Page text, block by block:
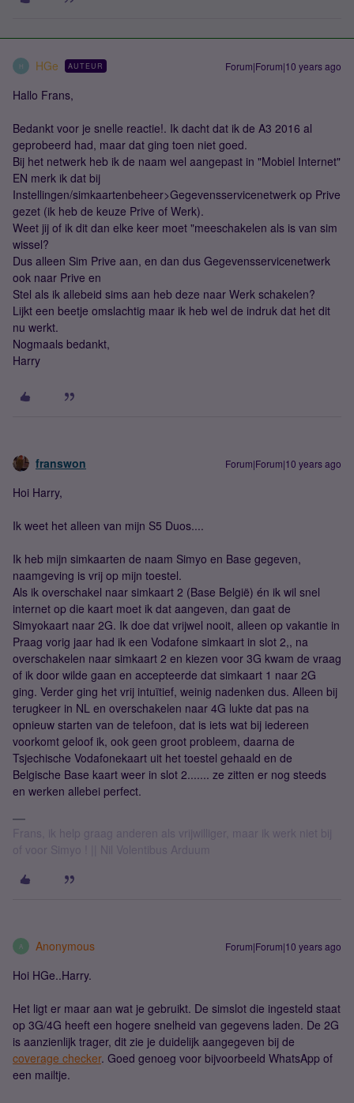
H HGe AUTEUR Forum|Forum|10 years ago
Hallo Frans,
Bedankt voor je snelle reactie!. Ik dacht dat ik de A3 2016 al
geprobeerd had, maar dat ging toen niet goed.
Bij het netwerk heb ik de naam wel aangepast in "Mobiel Internet"
EN merk ik dat bij
Instellingen/simkaartenbeheer>Gegevensservicenetwerk op Prive
gezet (ik heb de keuze Prive of Werk).
Weet jij of ik dit dan elke keer moet "meeschakelen als is van sim
wissel?
Dus alleen Sim Prive aan, en dan dus Gegevensservicenetwerk
ook naar Prive en
Stel als ik allebeid sims aan heb deze naar Werk schakelen?
Lijkt een beetje omslachtig maar ik heb wel de indruk dat het dit
nu werkt.
Nogmaals bedankt,
Harry
franswon Forum|Forum|10 years ago
Hoi Harry,
Ik weet het alleen van mijn S5 Duos....
Ik heb mijn simkaarten de naam Simyo en Base gegeven,
naamgeving is vrij op mijn toestel.
Als ik overschakel naar simkaart 2 (Base België) én ik wil snel
internet op die kaart moet ik dat aangeven, dan gaat de
Simyokaart naar 2G. Ik doe dat vrijwel nooit, alleen op vakantie in
Praag vorig jaar had ik een Vodafone simkaart in slot 2,, na
overschakelen naar simkaart 2 en kiezen voor 3G kwam de vraag
of ik door wilde gaan en accepteerde dat simkaart 1 naar 2G
ging. Verder ging het vrij intuïtief, weinig nadenken dus. Alleen bij
terugkeer in NL en overschakelen naar 4G lukte dat pas na
opnieuw starten van de telefoon, dat is iets wat bij iedereen
voorkomt geloof ik, ook geen groot probleem, daarna de
Tsjechische Vodafonekaart uit het toestel gehaald en de
Belgische Base kaart weer in slot 2....... ze zitten er nog steeds
en werken allebei perfect.
Frans, ik help graag anderen als vrijwilliger, maar ik werk niet bij
of voor Simyo ! || Nil Volentibus Arduum
A Anonymous Forum|Forum|10 years ago
Hoi HGe..Harry.
Het ligt er maar aan wat je gebruikt. De simslot die ingesteld staat
op 3G/4G heeft een hogere snelheid van gegevens laden. De 2G
is aanzienlijk trager, dit zie je duidelijk aangegeven bij de
coverage checker. Goed genoeg voor bijvoorbeeld WhatsApp of
een mailtje.